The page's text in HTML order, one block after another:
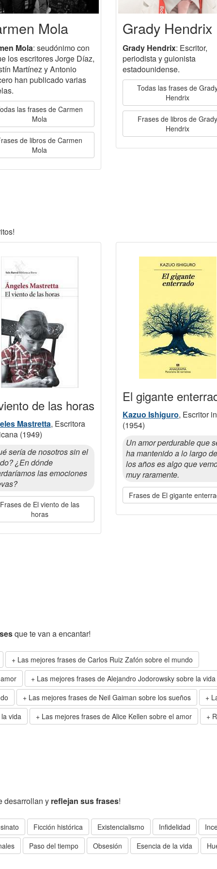
Mola
Mola: seudónimo con
los escritores Jorge Díaz,
Martínez y Antonio
han publicado varias
las frases de Carmen
Mola
de libros de Carmen
Mola
Grady Hendrix
Grady Hendrix: Escritor,
periodista y guionista
estadounidense.
Todas las frases de
Hendrix
Frases de libros de Grady
Hendrix
de las horas
Mastretta, Escritora
(1949)
sería de nosotros sin el
¿En dónde
las emociones
Frases de El viento de las
horas
El gigante
Kazuo Ishiguro, Escritor
(1954)
Un amor perdurable que
ha mantenido a lo largo de
los años es algo que
muy raramente.
Frases de El gigante
que te van a encantar!
Las mejores frases de Carlos Ruiz Zafón sobre el mundo
Las mejores frases de Alejandro Jodorowsky sobre la vida
Las mejores frases de Neil Gaiman sobre los sueños
vida
Las mejores frases de Alice Kellen sobre el amor
desarrollan y reflejan sus frases!
Ficción histórica Existencialismo Infidelidad
Paso del tiempo Obsesión Esencia de la vida